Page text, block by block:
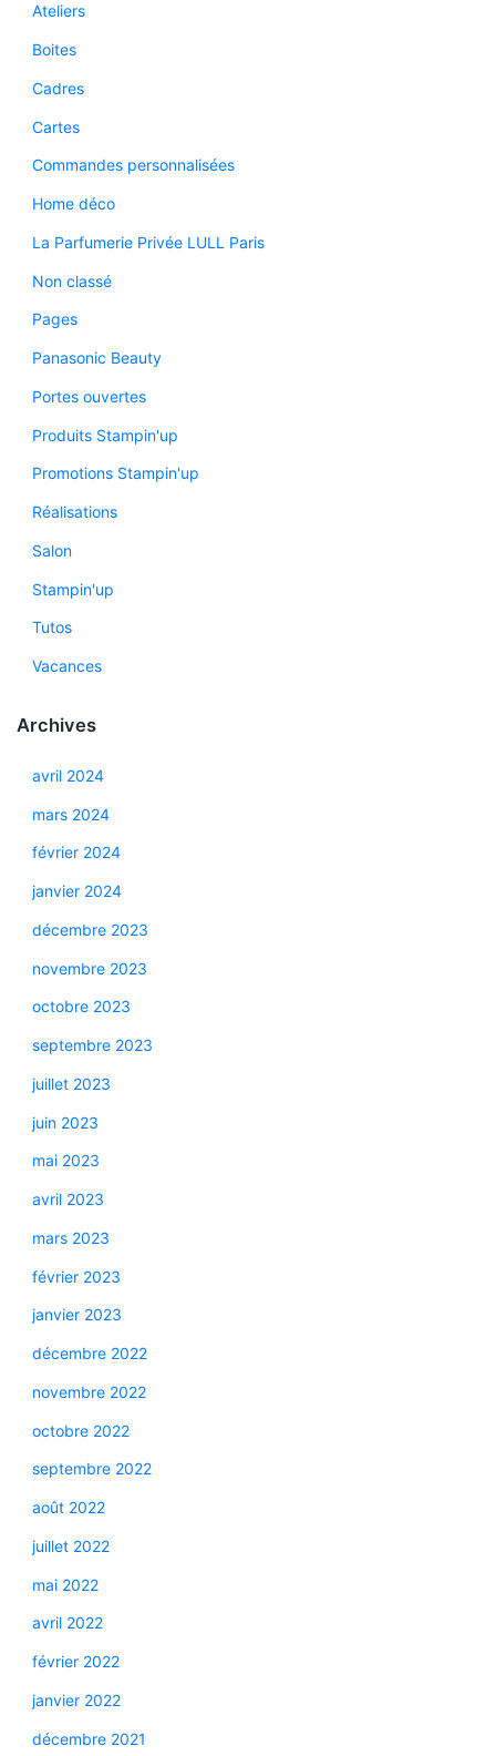
Ateliers
Boites
Cadres
Cartes
Commandes personnalisées
Home déco
La Parfumerie Privée LULL Paris
Non classé
Pages
Panasonic Beauty
Portes ouvertes
Produits Stampin'up
Promotions Stampin'up
Réalisations
Salon
Stampin'up
Tutos
Vacances
Archives
avril 2024
mars 2024
février 2024
janvier 2024
décembre 2023
novembre 2023
octobre 2023
septembre 2023
juillet 2023
juin 2023
mai 2023
avril 2023
mars 2023
février 2023
janvier 2023
décembre 2022
novembre 2022
octobre 2022
septembre 2022
août 2022
juillet 2022
mai 2022
avril 2022
février 2022
janvier 2022
décembre 2021